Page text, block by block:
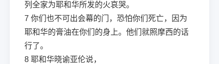
列全家为耶和华所发的火哀哭。
7 你们也不可出会幕的门，恐怕你们死亡，因为
耶和华的膏油在你们的身上。他们就照摩西的话
行了。
8 耶和华晓谕亚伦说，